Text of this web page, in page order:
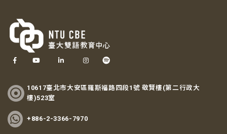
10617臺北市大安區羅斯福路四段1號 敬賢樓(第二行政大
樓)523室
+886-2-3366-7970